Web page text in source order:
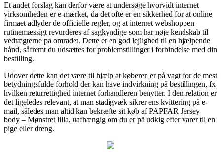
Et andet forslag kan derfor være at undersøge hvorvidt internet
virksomheden er e-mærket, da det ofte er en sikkerhed for at online
firmaet adlyder de officielle regler, og at internet webshoppen
rutinemæssigt revurderes af sagkyndige som har nøje kendskab til
vedtægterne på området. Dette er en god lejlighed til en hjælpende
hånd, såfremt du udsættes for problemstillinger i forbindelse med din
bestilling.
Udover dette kan det være til hjælp at køberen er på vagt for de mest
betydningsfulde forhold der kan have indvirkning på bestillingen, fx
hvilken returrettighed internet forhandleren benytter. I den relation er
det ligeledes relevant, at man stadigvæk sikrer ens kvittering på e-
mail, således man altid kan bekræfte sit køb af PAPFAR Jersey
body – Mønstret lilla, uafhængig om du er på udkig efter varer til en
pige eller dreng.